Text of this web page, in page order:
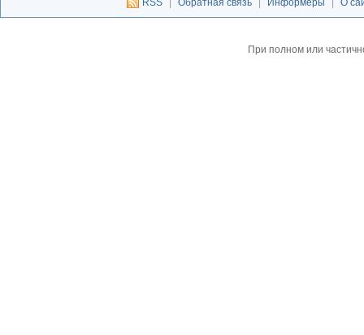
При полном или